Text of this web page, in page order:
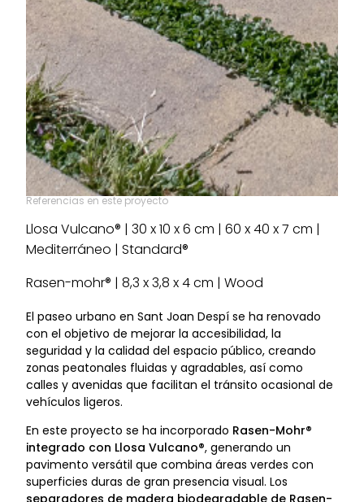
Referencias en este proyecto
Llosa Vulcano® | 30 x 10 x 6 cm | 60 x 40 x 7 cm |
Mediterráneo | Standard®
Rasen-mohr® | 8,3 x 3,8 x 4 cm | Wood
El paseo urbano en Sant Joan Despí se ha renovado
con el objetivo de mejorar la accesibilidad, la
seguridad y la calidad del espacio público, creando
zonas peatonales fluidas y agradables, así como
calles y avenidas que facilitan el tránsito ocasional de
vehículos ligeros.
En este proyecto se ha incorporado Rasen-Mohr®
integrado con Llosa Vulcano®, generando un
pavimento versátil que combina áreas verdes con
superficies duras de gran presencia visual. Los
separadores de madera biodegradable de Rasen-